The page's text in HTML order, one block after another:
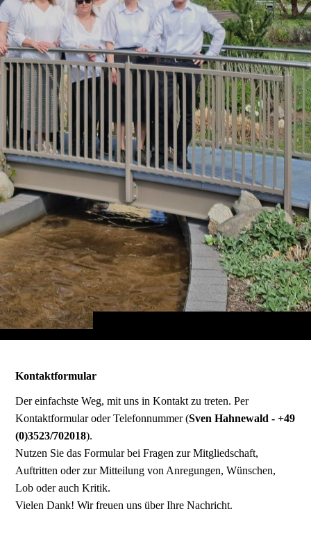
Kontaktformular
Der einfachste Weg, mit uns in Kontakt zu treten. Per
Kontaktformular oder Telefonnummer (Sven Hahnewald - +49
(0)3523/702018).
Nutzen Sie das Formular bei Fragen zur Mitgliedschaft,
Auftritten oder zur Mitteilung von Anregungen, Wünschen,
Lob oder auch Kritik.
Vielen Dank! Wir freuen uns über Ihre Nachricht.